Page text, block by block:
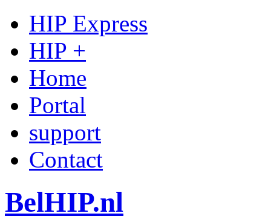
HIP Express
HIP +
Home
Portal
support
Contact
BelHIP.nl